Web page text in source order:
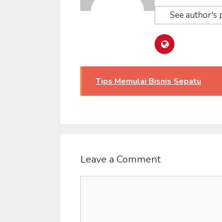
See author's
Tips Memulai Bisnis Sepatu
Leave a Comment